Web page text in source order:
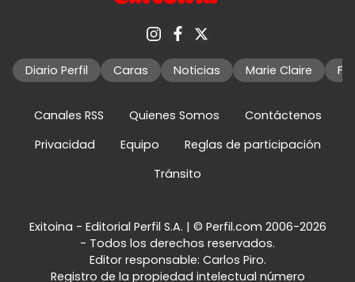
Diario Perfil Caras Noticias Marie Claire
Canales RSS Quienes Somos
Contáctenos
Privacidad
Equipo
Reglas de participación
Tránsito
Exitoina - Editorial Perfil S.A. | © Perfil.com 2006-2026
- Todos los derechos reservados.
Editor responsable: Carlos Piro.
Registro de la propiedad intelectual número